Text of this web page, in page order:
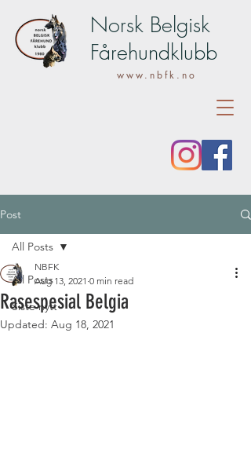
Norsk Belgisk
Fårehundklubb
www.nbfk.no
Post
All Posts
Siste nytt
All Posts
Rasespesial Belgia
NBFK
Aug 13, 2021 0 min read
Updated: Aug 18, 2021